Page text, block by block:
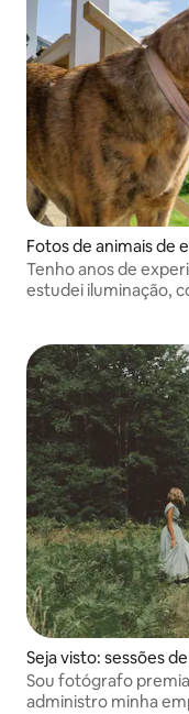
Fotos de animais de
Tenho anos de
estudei iluminação,
Seja visto: sessões
Sou fotógrafo
administro minha